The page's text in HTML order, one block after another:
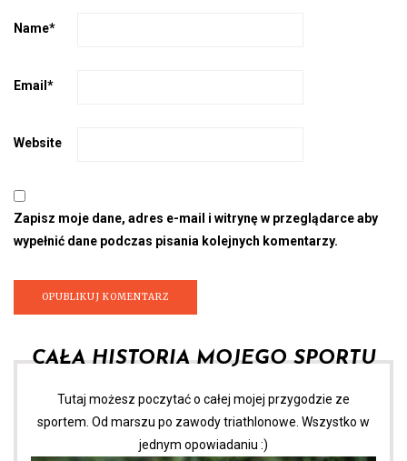
Name*
Email *
Website
Zapisz moje dane, adres e-mail i witrynę w przeglądarce aby
wypełnić dane podczas pisania kolejnych komentarzy.
CAŁA HISTORIA MOJEGO SPORTU
Tutaj możesz poczytać o całej mojej przygodzie ze
sportem. Od marszu po zawody triathlonowe. Wszystko w
jednym opowiadaniu :)